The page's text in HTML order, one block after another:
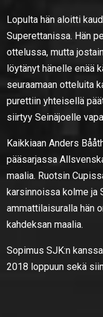
Lopulta hän aloitti
Superettanissa. Hän
ottelussa, mutta
löytänyt hänelle enää
seuraamaan otteluita
purettiin yhteisellä
siirtyy Seinäjoelle
Kaikkiaan Anders
pääsarjassa
maalia. Ruotsin
karsinnoissa kolme ja
ammattilaisuralla hän
kahdeksan maalia.
Sopimus SJK:n
2018 loppuun sekä